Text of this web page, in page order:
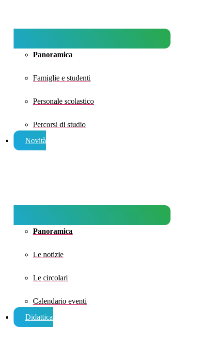
Panoramica
Famiglie e studenti
Personale scolastico
Percorsi di studio
Novità
Panoramica
Le notizie
Le circolari
Calendario eventi
Didattica